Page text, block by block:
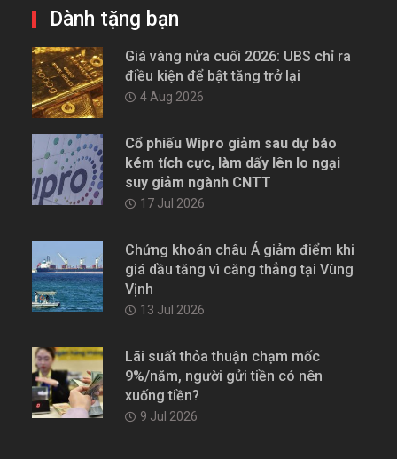
Dành tặng bạn
Giá vàng nửa cuối 2026: UBS chỉ ra
điều kiện để bật tăng trở lại
4 Aug 2026
Cổ phiếu Wipro giảm sau dự báo
kém tích cực, làm dấy lên lo ngại
suy giảm ngành CNTT
17 Jul 2026
Chứng khoán châu Á giảm điểm khi
giá dầu tăng vì căng thẳng tại Vùng
Vịnh
13 Jul 2026
Lãi suất thỏa thuận chạm mốc
9%/năm, người gửi tiền có nên
xuống tiền?
9 Jul 2026